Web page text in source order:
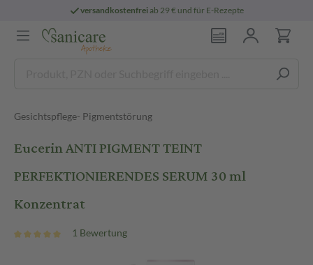
versandkostenfreiab 29 € und für E-Rezepte
Gesichtspflege- Pigmentstörung
Eucerin ANTI PIGMENT TEINT
PERFEKTIONIERENDES SERUM 30 ml
Konzentrat
1 Bewertung